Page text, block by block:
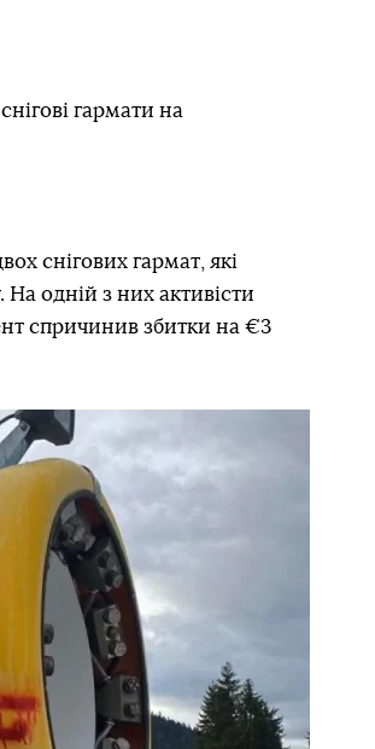
гармати на
снігових гармат, які
одній з них активісти
спричинив збитки на €3